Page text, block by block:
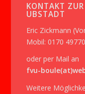
KONTAKT
UBSTADT
Eric Zickmann
Mobil: 0170
oder per Mail an
fvu-
Weitere